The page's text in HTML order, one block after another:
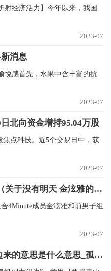
射经济活力】今年以来，我国
2023-07
消息
悦感首先，水果中含丰富的抗
2023-07
北向资金增持95.04万股
焦点科技。近5个交易日中，获
2023-07
天天观察：没有明天 金泫雅（关于没有明天 金泫雅的基本详情介绍）
4Minute成员金泫雅和前男子组
2023-07
两岸青山相对出孤帆一片日边来的意思是什么意思_孤帆一片日边来诗句译文|世界速看